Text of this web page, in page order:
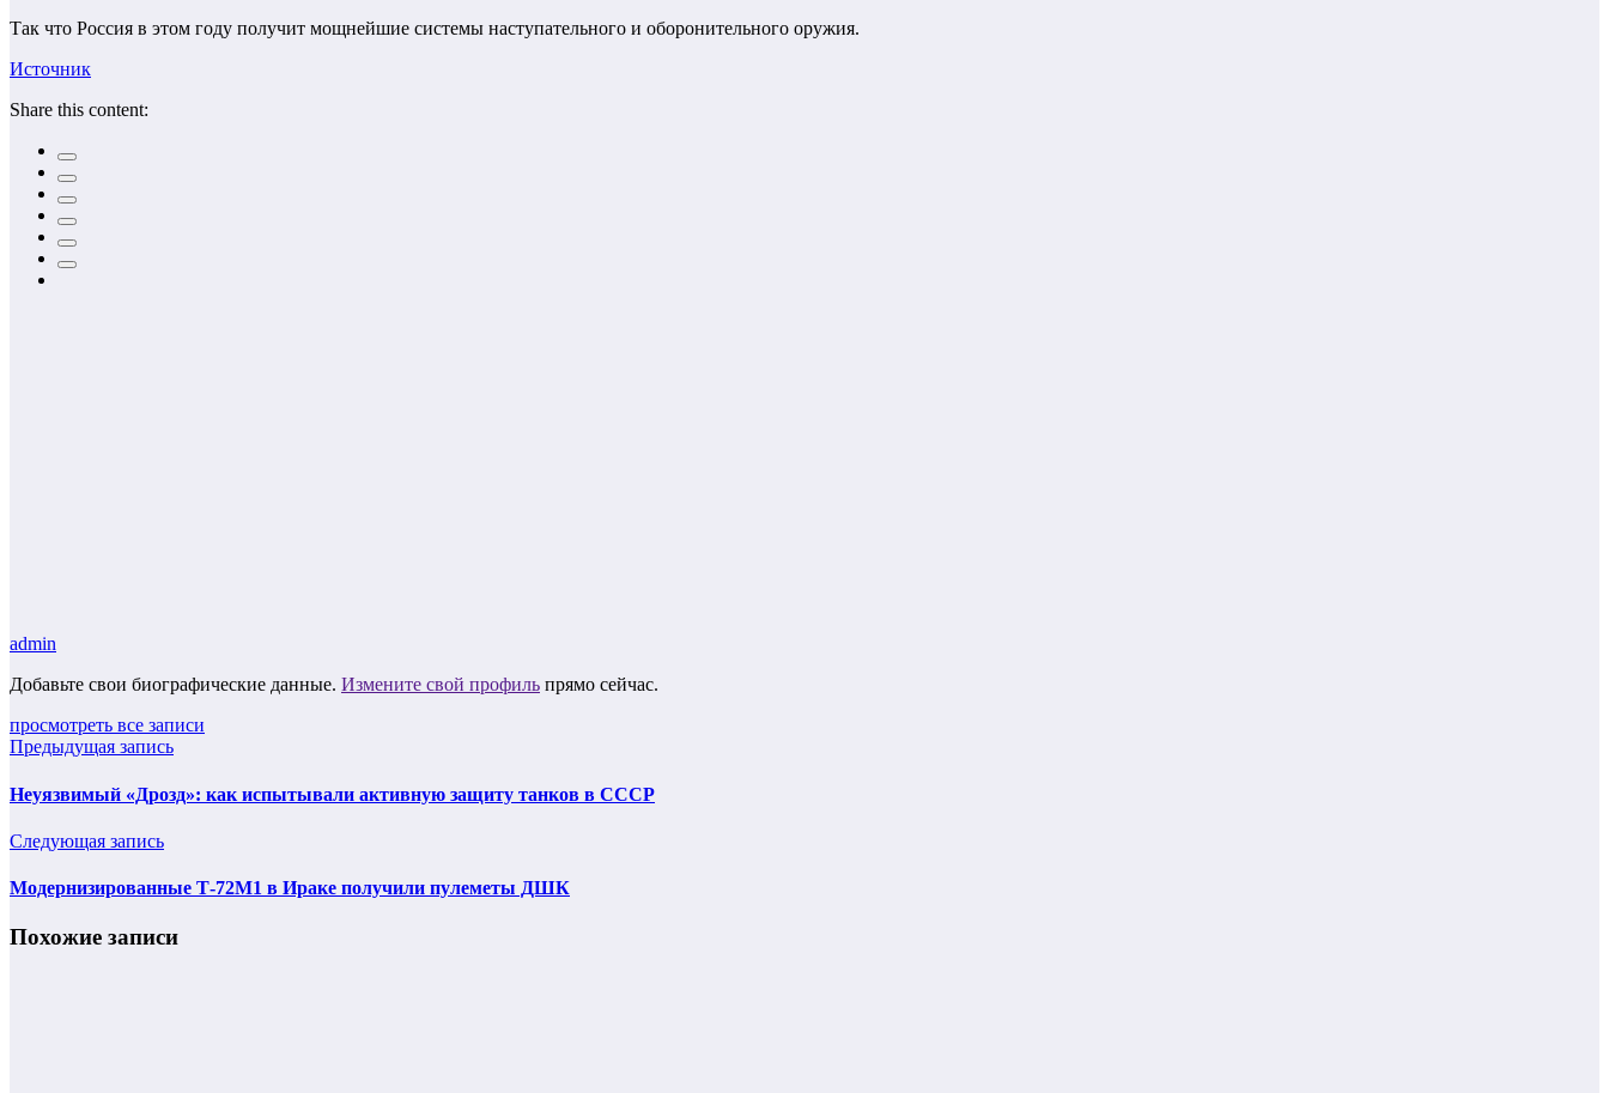
Так что Россия в этом году получит мощнейшие системы наступательного и оборонительного оружия.
Источник
Share this content:
admin
Добавьте свои биографические данные. Измените свой профиль прямо сейчас.
просмотреть все записи
Предыдущая запись
Неуязвимый «Дрозд»: как испытывали активную защиту танков в СССР
Следующая запись
Модернизированные Т-72М1 в Ираке получили пулеметы ДШК
Похожие записи